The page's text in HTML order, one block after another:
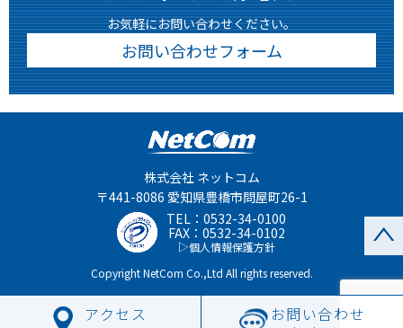
アクセス お問い合わせ
お気軽にお問い合わせください。
お問い合わせフォーム
株式会社 ネットコム
〒441-8086 愛知県豊橋市問屋町26-1
TEL： 0532-34-0100
FAX：0532-34-0102
個人情報保護方針
Copyright NetCom Co.,Ltd All rights reserved.